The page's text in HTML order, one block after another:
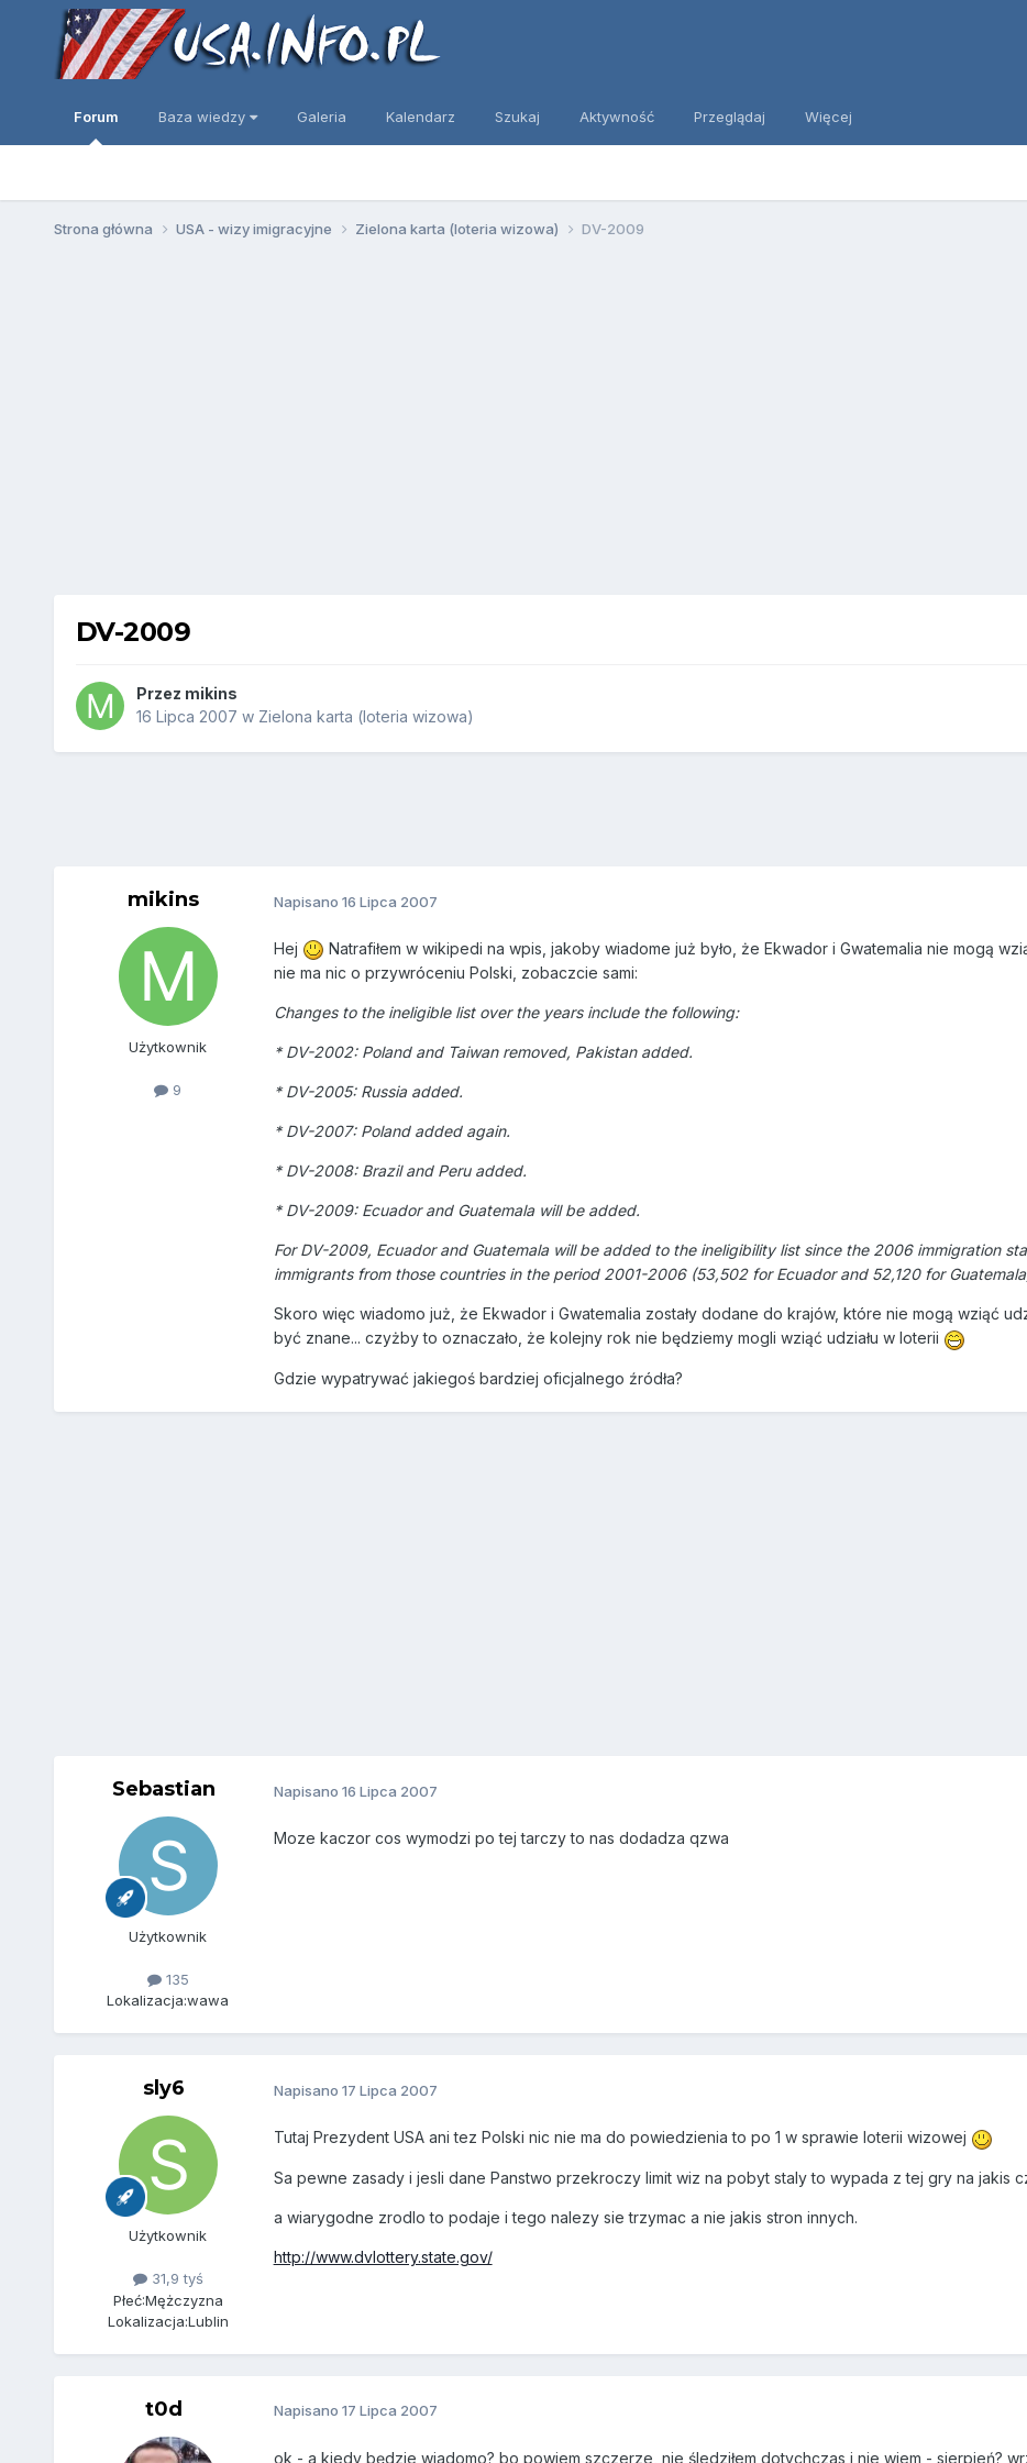
Forum Baza wiedzy Galeria Kalendarz Szukaj Aktywność Przeglądaj Więcej
Strona główna USA - wizy imigracyjne Zielona karta (loteria wizowa) DV-2009
DV-2009
Przez mikins
16 Lipca 2007 w Zielona karta (loteria wizowa)
mikins
Użytkownik
9
Napisano 16 Lipca 2007
Hej
Natrafiłem w wikipedi na wpis, jakoby wiadome już było, że Ekwador i Gwatemalia nie mogą
nie ma nic o przywróceniu Polski, zobaczcie sami:
Changes to the ineligible list over the years include the following:
* DV-2002: Poland and Taiwan removed, Pakistan added.
* DV-2005: Russia added.
* DV-2007: Poland added again.
* DV-2008: Brazil and Peru added.
* DV-2009: Ecuador and Guatemala will be added.
For DV-2009, Ecuador and Guatemala will be added to the ineligibility list since the 2006 immigration
immigrants from those countries in the period 2001-2006 (53,502 for Ecuador and 52,120 for
Skoro więc wiadomo już, że Ekwador i Gwatemalia zostały dodane do krajów, które nie mogą wziąć
być znane... czyżby to oznaczało, że kolejny rok nie będziemy mogli wziąć udziału w loterii
Gdzie wypatrywać jakiegoś bardziej oficjalnego źródła?
Sebastian
Użytkownik
135
Lokalizacja:wawa
Napisano 16 Lipca 2007
Moze kaczor cos wymodzi po tej tarczy to nas dodadza qzwa
sly6
Użytkownik
31,9 tyś
Płeć:Mężczyzna
Lokalizacja:Lublin
Napisano 17 Lipca 2007
Tutaj Prezydent USA ani tez Polski nic nie ma do powiedzienia to po 1 w sprawie loterii wizowej
Sa pewne zasady i jesli dane Panstwo przekroczy limit wiz na pobyt staly to wypada z tej gry na jakis
a wiarygodne zrodlo to podaje i tego nalezy sie trzymac a nie jakis stron innych.
http://www.dvlottery.state.gov/
t0d Napisano 17 Lipca 2007
ok - a kiedy będzie wiadomo? bo powiem szczerze, nie śledziłem dotychczas i nie wiem - sierpień?